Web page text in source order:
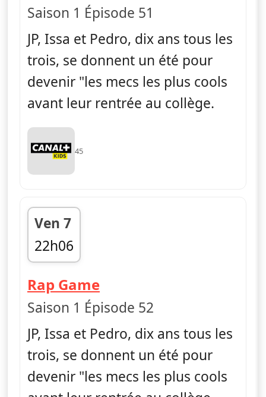
Saison 1 Épisode 51
JP, Issa et Pedro, dix ans tous les
trois, se donnent un été pour
devenir "les mecs les plus cools
avant leur rentrée au collège.
45
Ven 7
22h06
fin 22h16
Rap Game— La vie en slip
Saison 1 Épisode 52
JP, Issa et Pedro, dix ans tous les
trois, se donnent un été pour
devenir "les mecs les plus cools